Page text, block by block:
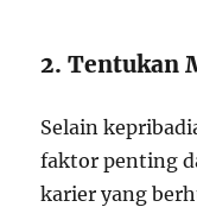
2. Tentukan
Selain
faktor penting
karier yang